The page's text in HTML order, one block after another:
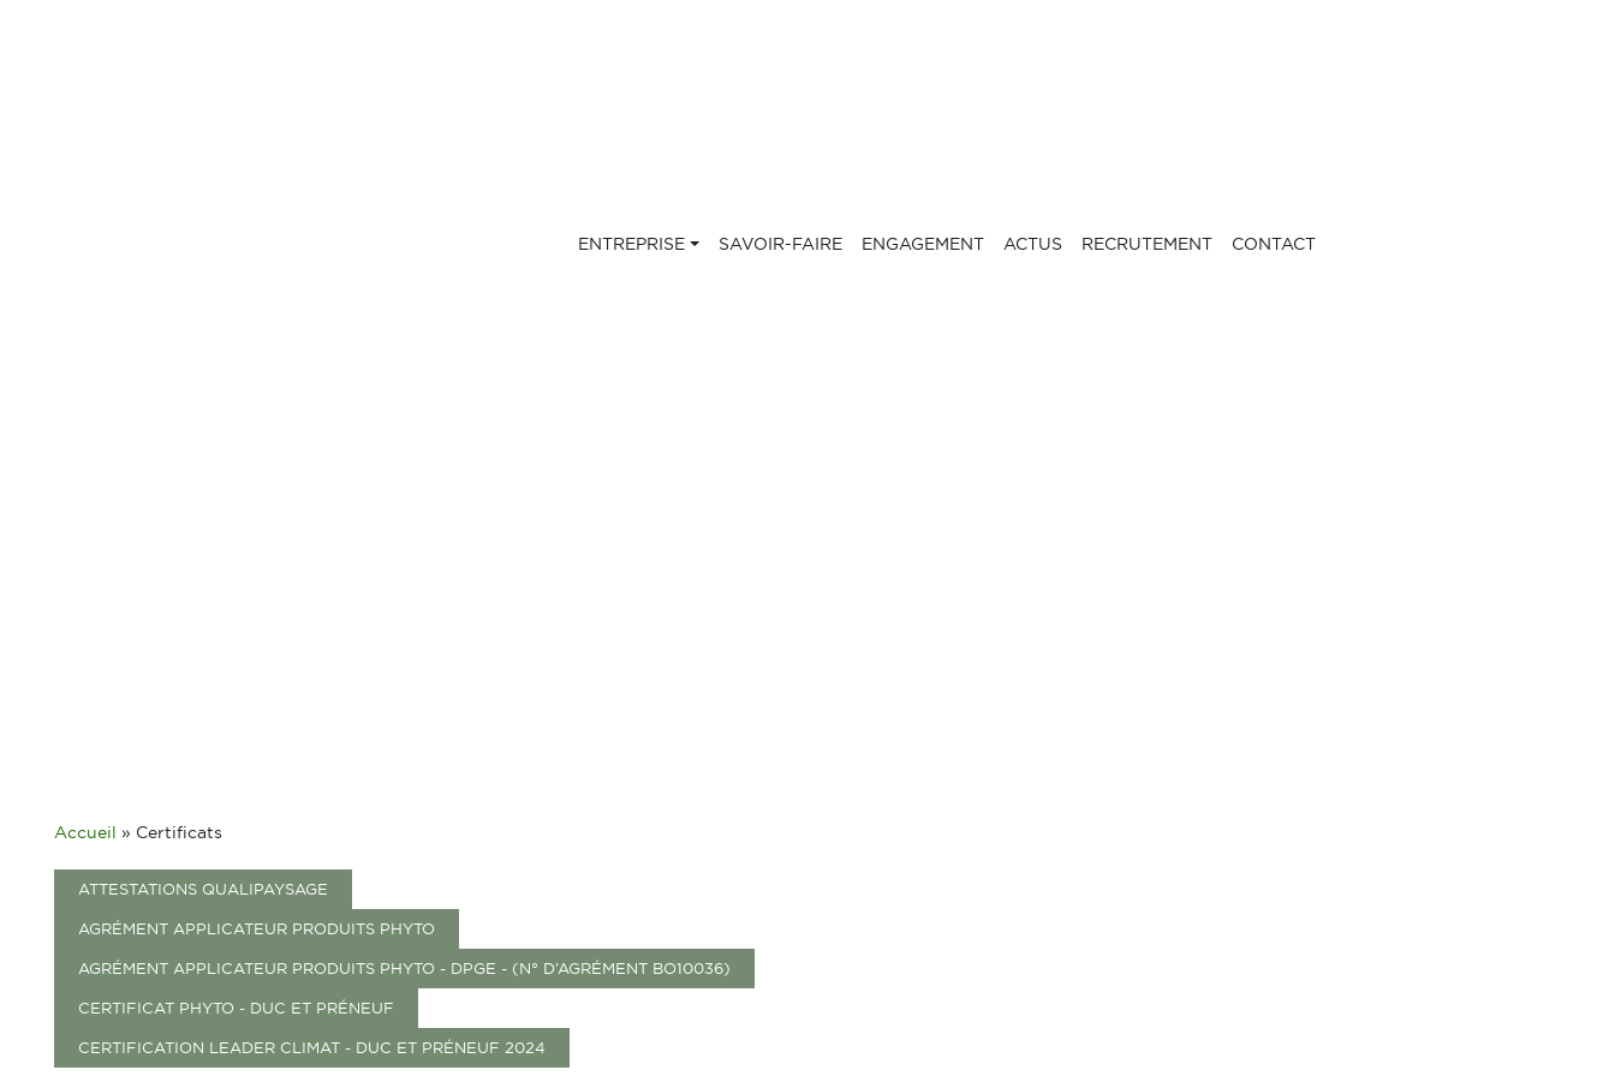
ENTREPRISE SAVOIR-FAIRE ENGAGEMENT ACTUS RECRUTEMENT CONTACT
Accueil » Certificats
ATTESTATIONS QUALIPAYSAGE
AGRÉMENT APPLICATEUR PRODUITS PHYTO
AGRÉMENT APPLICATEUR PRODUITS PHYTO - DPGE - (N° D’AGRÉMENT BO10036)
CERTIFICAT PHYTO - DUC ET PRÉNEUF
CERTIFICATION LEADER CLIMAT - DUC ET PRÉNEUF 2024